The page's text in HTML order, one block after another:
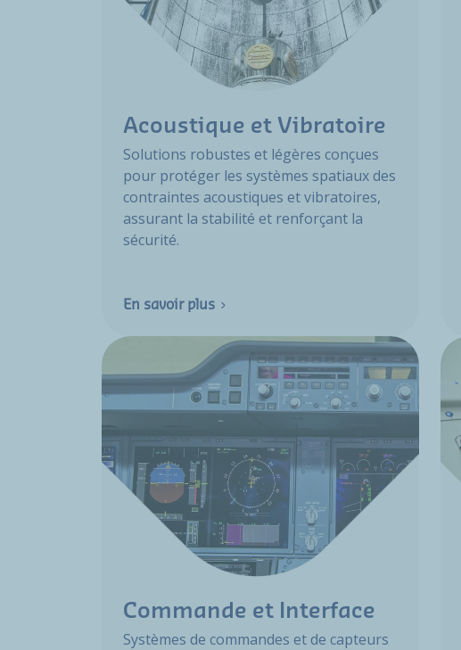
Acoustique et Vibratoire
Solutions robustes et légères conçues
pour protéger les systèmes spatiaux des
contraintes acoustiques et vibratoires,
assurant la stabilité et renforçant la
sécurité.
En savoir plus
Commande et Interface
Systèmes de commandes et de capteurs